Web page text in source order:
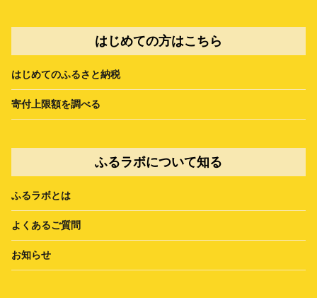
はじめての方はこちら
はじめてのふるさと納税
寄付上限額を調べる
ふるラボについて知る
ふるラボとは
よくあるご質問
お知らせ